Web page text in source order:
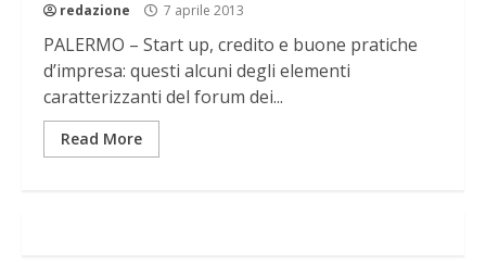
redazione 7 aprile 2013
PALERMO – Start up, credito e buone pratiche
d’impresa: questi alcuni degli elementi
caratterizzanti del forum dei...
Read More